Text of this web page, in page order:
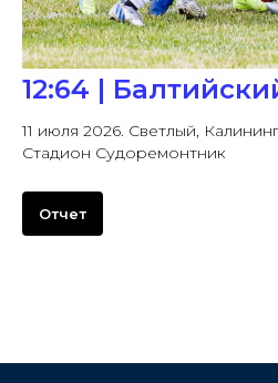
12:64 |
11 июля 2026. Светлый,
Стадион Судоремонтник
Отчет